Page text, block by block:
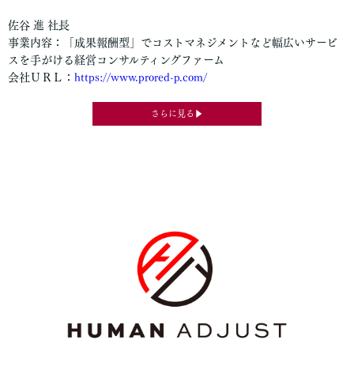
佐谷 進 社長
事業内容：「成果報酬型」でコストマネジメントなど幅広いサービ
スを手がける経営コンサルティングファーム
会社ＵＲＬ： https://www.prored-p.com/
さらに見る▶